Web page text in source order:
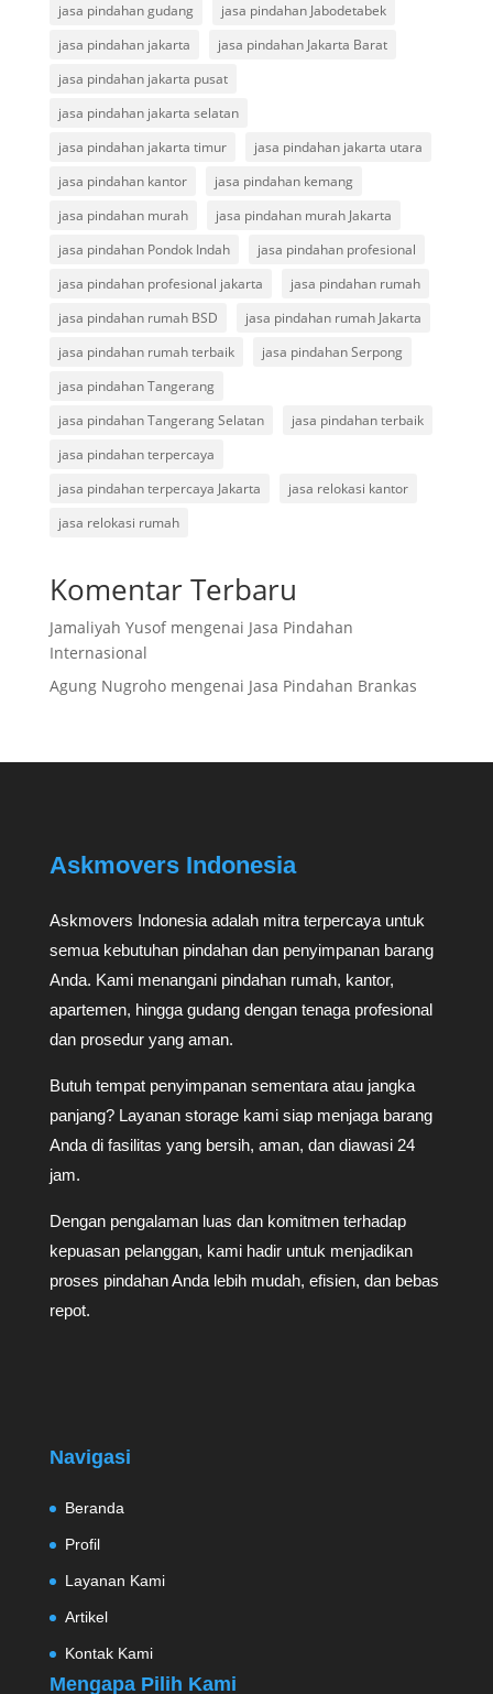
jasa pindahan gudang
jasa pindahan Jabodetabek
jasa pindahan jakarta
jasa pindahan Jakarta Barat
jasa pindahan jakarta pusat
jasa pindahan jakarta selatan
jasa pindahan jakarta timur
jasa pindahan jakarta utara
jasa pindahan kantor
jasa pindahan kemang
jasa pindahan murah
jasa pindahan murah Jakarta
jasa pindahan Pondok Indah
jasa pindahan profesional
jasa pindahan profesional jakarta
jasa pindahan rumah
jasa pindahan rumah BSD
jasa pindahan rumah Jakarta
jasa pindahan rumah terbaik
jasa pindahan Serpong
jasa pindahan Tangerang
jasa pindahan Tangerang Selatan
jasa pindahan terbaik
jasa pindahan terpercaya
jasa pindahan terpercaya Jakarta
jasa relokasi kantor
jasa relokasi rumah
Komentar Terbaru
Jamaliyah Yusofmengenai Jasa Pindahan
Internasional
Agung Nugrohomengenai Jasa Pindahan Brankas
Askmovers Indonesia
Askmovers Indonesia adalah mitra terpercaya untuk
semua kebutuhan pindahan dan penyimpanan barang
Anda. Kami menangani pindahan rumah, kantor,
apartemen, hingga gudang dengan tenaga profesional
dan prosedur yang aman.
Butuh tempat penyimpanan sementara atau jangka
panjang? Layanan storage kami siap menjaga barang
Anda di fasilitas yang bersih, aman, dan diawasi 24
jam.
Dengan pengalaman luas dan komitmen terhadap
kepuasan pelanggan, kami hadir untuk menjadikan
proses pindahan Anda lebih mudah, efisien, dan bebas
repot.
Navigasi
Beranda
Profil
Layanan Kami
Artikel
Kontak Kami
Mengapa Pilih Kami